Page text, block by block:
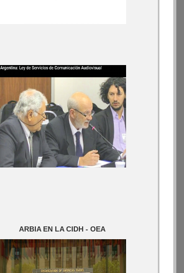
ARBIA EN LA CIDH - OEA